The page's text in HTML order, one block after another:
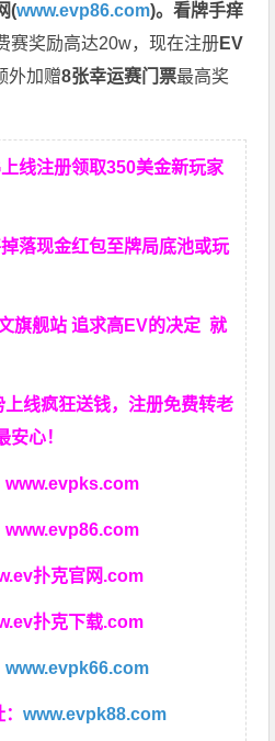
(www.evp86.com)。看牌手痒
赛奖励高达20w，现在注册EV
外加赠8张幸运赛门票最高奖
线注册领取350美金新玩家
落现金红包至牌局底池或玩
旗舰站 追求高EV的决定就
上线疯狂送钱，注册免费转老
安心！
www.evpks.com
www.evp86.com
扑克官网.com
扑克下载.com
www.evpk66.com
：www.evpk88.com